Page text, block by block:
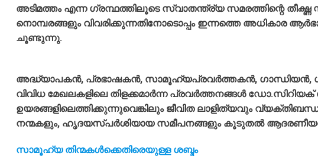
അടിമത്തം എന്ന ഗ്രന്ഥത്തിലൂടെ സ്വാതന്ത്ര്യ സമരത്തിന്റെ
നൊമ്പരങ്ങളും വിവരിക്കുന്നതിനോടൊപ്പം ഇന്നത്തെ അധികാര
ചൂണ്ടുന്നു.
അദ്ധ്യാപകന്‍, പ്രഭാഷകന്‍, സാമൂഹ്യപ്രവര്‍ത്തകന്‍, ഗാന്ധിയന്‍,
വിവിധ മേഖലകളിലെ തിളക്കമാര്‍ന്ന പ്രവര്‍ത്തനങ്ങള്‍
ഉയരങ്ങളിലെത്തിക്കുന്നുവെങ്കിലും ജീവിത ലാളിത്യവും
നന്മകളും, ഹൃദയസ്പര്‍ശിയായ സമീപനങ്ങളും കൂടുതല്‍
സാമൂഹ്യ തിന്മകൾക്കെതിരെയുള്ള ശബ്ദം